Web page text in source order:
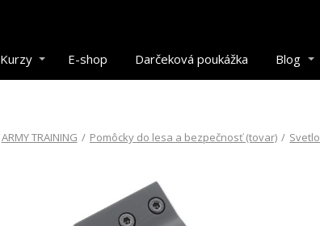
Kurzy E-shop Darčeková poukážka Blog
ARMY TRAINING / Pomôcky do lesa a bezpečnosť (tovar) / Svetlo